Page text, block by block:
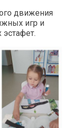
движения
игр и